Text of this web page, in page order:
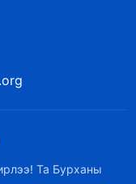
Та Бурханы